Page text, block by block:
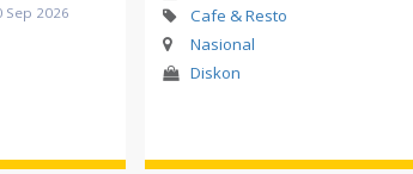
Sep 2026
Cafe & Resto
Nasional
Diskon